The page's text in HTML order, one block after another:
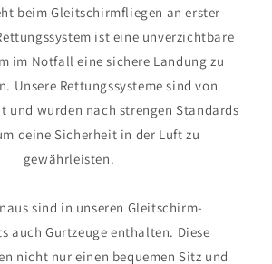
beim Gleitschirmfliegen an erster
ist eine unverzichtbare
im Notfall eine sichere Landung zu
Unsere Rettungssysteme sind von
und wurden nach strengen Standards
deine Sicherheit in der Luft zu
gewährleisten.
sind in unseren Gleitschirm-
auch Gurtzeuge enthalten. Diese
nicht nur einen bequemen Sitz und